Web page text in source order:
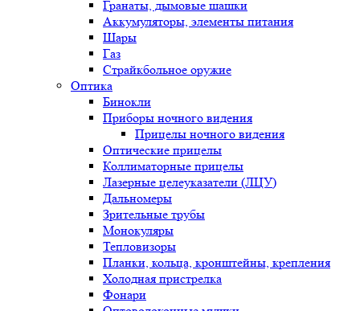
Гранаты, дымовые шашки
Аккумуляторы, элементы питания
Шары
Газ
Страйкбольное оружие
Оптика
Бинокли
Приборы ночного видения
Прицелы ночного видения
Оптические прицелы
Коллиматорные прицелы
Лазерные целеуказатели (ЛЦУ)
Дальномеры
Зрительные трубы
Монокуляры
Тепловизоры
Планки, кольца, кронштейны, крепления
Холодная пристрелка
Фонари